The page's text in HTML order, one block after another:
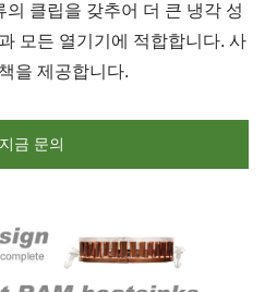
클립을 갖추어 더 큰 냉각 성
모든 열기기에 적합합니다. 사
을 제공합니다.
지금 문의